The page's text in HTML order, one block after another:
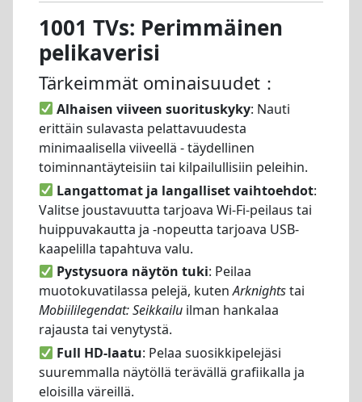
1001 TVs: Perimmäinen
pelikaverisi
Tärkeimmät ominaisuudet：
Alhaisen viiveen suorituskyky: Nauti
erittäin sulavasta pelattavuudesta
minimaalisella viiveellä - täydellinen
toiminnantäyteisiin tai kilpailullisiin peleihin.
Langattomat ja langalliset vaihtoehdot:
Valitse joustavuutta tarjoava Wi-Fi-peilaus tai
huippuvakautta ja -nopeutta tarjoava USB-
kaapelilla tapahtuva valu.
Pystysuora näytön tuki: Peilaa
muotokuvatilassa pelejä, kutenArknightstai
Mobiililegendat: Seikkailu ilman hankalaa
rajausta tai venytystä.
Full HD-laatu: Pelaa suosikkipelejäsi
suuremmalla näytöllä terävällä grafiikalla ja
eloisilla väreillä.